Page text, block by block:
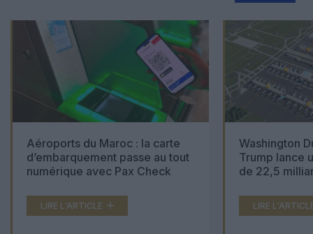
Aéroports du Maroc : la carte
d’embarquement passe au tout
numérique avec Pax Check
LIRE L'ARTICLE
Washington
Trump lance
de 22,5
LIRE